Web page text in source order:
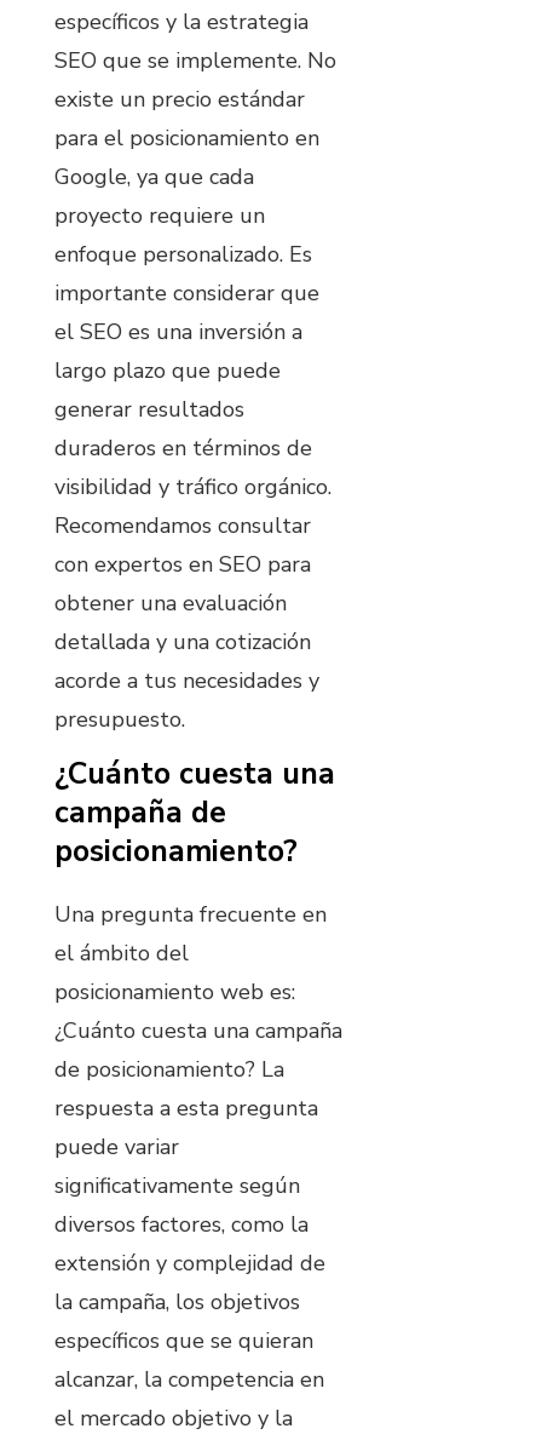
específicos y la estrategia
SEO que se implemente. No
existe un precio estándar
para el posicionamiento en
Google, ya que cada
proyecto requiere un
enfoque personalizado. Es
importante considerar que
el SEO es una inversión a
largo plazo que puede
generar resultados
duraderos en términos de
visibilidad y tráfico orgánico.
Recomendamos consultar
con expertos en SEO para
obtener una evaluación
detallada y una cotización
acorde a tus necesidades y
presupuesto.
¿Cuánto cuesta una
campaña de
posicionamiento?
Una pregunta frecuente en
el ámbito del
posicionamiento web es:
¿Cuánto cuesta una campaña
de posicionamiento? La
respuesta a esta pregunta
puede variar
significativamente según
diversos factores, como la
extensión y complejidad de
la campaña, los objetivos
específicos que se quieran
alcanzar, la competencia en
el mercado objetivo y la